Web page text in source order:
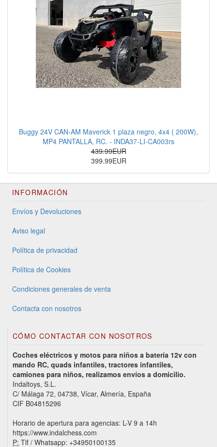
Buggy 24V CAN-AM Maverick 1 plaza negro, 4x4 ( 200W),
MP4 PANTALLA, RC. - INDA37-LI-CA003rs
439.99EUR
399.99EUR
INFORMACIÓN
Envíos y Devoluciones
Aviso legal
Política de privacidad
Política de Cookies
Condiciones generales de venta
Contacta con nosotros
CÓMO CONTACTAR CON NOSOTROS
Coches eléctricos y motos para niños a batería 12v con
mando RC, quads infantiles, tractores infantiles,
camiones para niños, realizamos envíos a domicilio.
Indaltoys, S.L.
C/ Málaga 72, 04738, Vícar, Almería, España
CIF B04815296
Horario de apertura para agencias: L-V 9 a 14h
https://www.indalchess.com
P: Tlf / Whatsapp: +34950100135